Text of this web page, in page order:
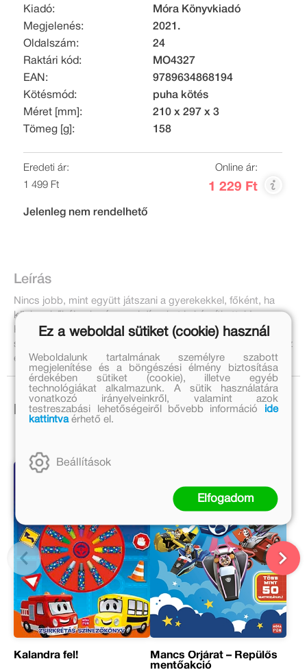
Kiadó:
Móra Könyvkiadó
Megjelenés:
2021.
Oldalszám:
24
Raktári kód:
MO4327
EAN:
9789634868194
Kötésmód:
puha kötés
Méret [mm]:
210 x 297 x 3
Tömeg [g]:
158
Eredeti ár:
1 499 Ft
Online ár:
1 229 Ft
Jelenleg nem rendelhető
Leírás
Nincs jobb, mint együtt játszani a gyerekekkel, főként, ha
közben bűbájos karácsonyi díszeket is készíthettek!
Kipattintható egyszerűen összerakható díszek. Nincs
szükség ollóra. Légy kreatív! Pattintsd ki! Hajtogasd! Színezz
és játssz!
Ezek is érdekelhetnek!
Kalandra fel!
Mancs Őrjárat – Repülős
mentőakció
Ez a weboldal sütiket (cookie) használ
Weboldalunk tartalmának személyre szabott
megjelenítése és a böngészési élmény biztosítása
érdekében sütiket (cookie), illetve egyéb
technológiákat alkalmazunk. A sütik használatára
vonatkozó irányelveinkről, valamint azok
testreszabási lehetőségeiről bővebb információ
ide
kattintvaérhető el.
Beállítások
Elfogadom